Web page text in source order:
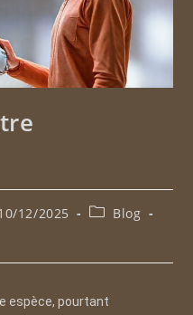
12/2025
Blog
espèce, pourtant